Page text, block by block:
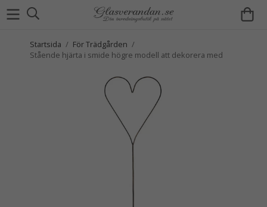
Startsida / För Trädgården /
Stående hjärta i smide högre modell att dekorera med